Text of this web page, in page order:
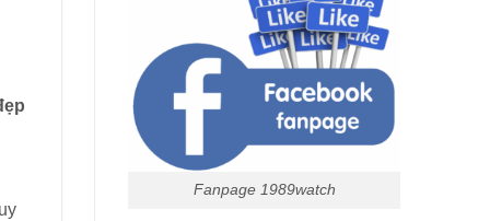
Fanpage 1989watch